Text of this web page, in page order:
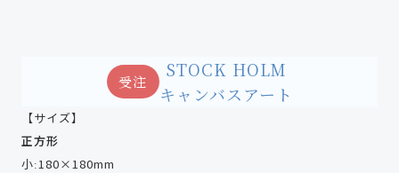
受注
STOCK HOLM
キャンバスアート
【サイズ】
正方形
小ː180×180mm